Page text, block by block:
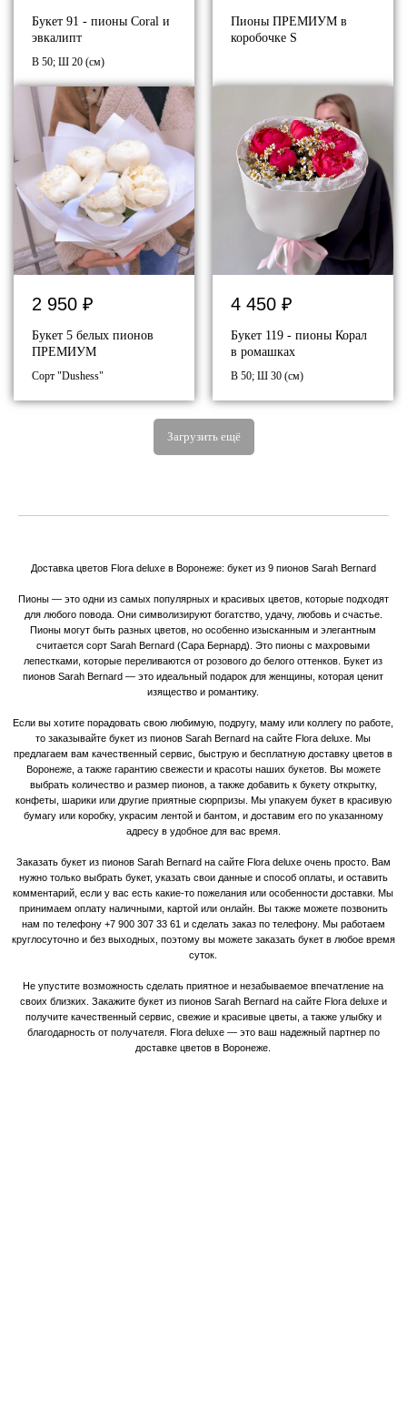
Букет 91 - пионы Coral и
эвкалипт
В 50; Ш 20 (см)
Пионы ПРЕМИУМ в
коробочке S
2 950 ₽
Букет 5 белых пионов
ПРЕМИУМ
Сорт "Dushess"
4 450 ₽
Букет 119 - пионы Корал
в ромашках
В 50; Ш 30 (см)
Загрузить ещё
Доставка цветов Flora deluxe в Воронеже: букет из 9 пионов Sarah Bernard
Пионы — это одни из самых популярных и красивых цветов, которые подходят
для любого повода. Они символизируют богатство, удачу, любовь и счастье.
Пионы могут быть разных цветов, но особенно изысканным и элегантным
считается сорт Sarah Bernard (Сара Бернард). Это пионы с махровыми
лепестками, которые переливаются от розового до белого оттенков. Букет из
пионов Sarah Bernard — это идеальный подарок для женщины, которая ценит
изящество и романтику.
Если вы хотите порадовать свою любимую, подругу, маму или коллегу по работе,
то заказывайте букет из пионов Sarah Bernard на сайте Flora deluxe. Мы
предлагаем вам качественный сервис, быструю и бесплатную доставку цветов в
Воронеже, а также гарантию свежести и красоты наших букетов. Вы можете
выбрать количество и размер пионов, а также добавить к букету открытку,
конфеты, шарики или другие приятные сюрпризы. Мы упакуем букет в красивую
бумагу или коробку, украсим лентой и бантом, и доставим его по указанному
адресу в удобное для вас время.
Заказать букет из пионов Sarah Bernard на сайте Flora deluxe очень просто. Вам
нужно только выбрать букет, указать свои данные и способ оплаты, и оставить
комментарий, если у вас есть какие-то пожелания или особенности доставки. Мы
принимаем оплату наличными, картой или онлайн. Вы также можете позвонить
нам по телефону +7 900 307 33 61 и сделать заказ по телефону. Мы работаем
круглосуточно и без выходных, поэтому вы можете заказать букет в любое время
суток.
Не упустите возможность сделать приятное и незабываемое впечатление на
своих близких. Закажите букет из пионов Sarah Bernard на сайте Flora deluxe и
получите качественный сервис, свежие и красивые цветы, а также улыбку и
благодарность от получателя. Flora deluxe — это ваш надежный партнер по
доставке цветов в Воронеже.